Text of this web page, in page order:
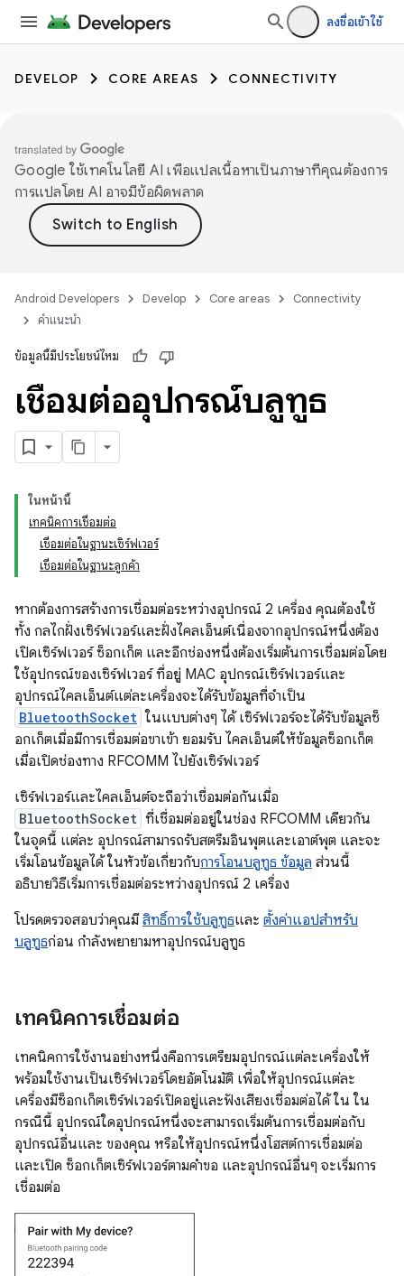
ลงชื่อเข้าใช้
DEVELOP CORE AREAS CONNECTIVITY
Google ใช้เทคโนโลยี AI เพื่อแปลเนื้อหาเป็นภาษาที่คุณต้องการ
การแปลโดย AI อาจมีข้อผิดพลาด
Android Developers Develop Core areas
Connectivity
คำแนะนำ
ข้อมูลนี้มีประโยชน์ไหม
เชื่อมต่ออุปกรณ์บลูทูธ
ในหน้านี้
เทคนิคการเชื่อมต่อ
เชื่อมต่อในฐานะเซิร์ฟเวอร์
เชื่อมต่อในฐานะลูกค้า
หากต้องการสร้างการเชื่อมต่อระหว่างอุปกรณ์ 2 เครื่อง คุณต้องใช้
ทั้ง กลไกฝั่งเซิร์ฟเวอร์และฝั่งไคลเอ็นต์เนื่องจากอุปกรณ์หนึ่งต้อง
เปิดเซิร์ฟเวอร์ ซ็อกเก็ต และอีกช่องหนึ่งต้องเริ่มต้นการเชื่อมต่อโดย
ใช้อุปกรณ์ของเซิร์ฟเวอร์ ที่อยู่ MAC อุปกรณ์เซิร์ฟเวอร์และ
อุปกรณ์ไคลเอ็นต์แต่ละเครื่องจะได้รับข้อมูลที่จำเป็น
BluetoothSocket ในแบบต่างๆ ได้ เซิร์ฟเวอร์จะได้รับข้อมูลซ็
อกเก็ตเมื่อมีการเชื่อมต่อขาเข้า ยอมรับ ไคลเอ็นต์ให้ข้อมูลซ็อกเก็ต
เมื่อเปิดช่องทาง RFCOMM ไปยังเซิร์ฟเวอร์
เซิร์ฟเวอร์และไคลเอ็นต์จะถือว่าเชื่อมต่อกันเมื่อ
BluetoothSocket ที่เชื่อมต่ออยู่ในช่อง RFCOMM เดียวกัน
ในจุดนี้ แต่ละ อุปกรณ์สามารถรับสตรีมอินพุตและเอาต์พุต และจะ
เริ่มโอนข้อมูลได้ ในหัวข้อเกี่ยวกับการโอนบลูทูธ ข้อมูล ส่วนนี้
อธิบายวิธีเริ่มการเชื่อมต่อระหว่างอุปกรณ์ 2 เครื่อง
โปรดตรวจสอบว่าคุณมีสิทธิ์การใช้บลูทูธและ ตั้งค่าแอปสำหรับ
บลูทูธก่อน กำลังพยายามหาอุปกรณ์บลูทูธ
เทคนิคการเชื่อมต่อ
เทคนิคการใช้งานอย่างหนึ่งคือการเตรียมอุปกรณ์แต่ละเครื่องให้
พร้อมใช้งานเป็นเซิร์ฟเวอร์โดยอัตโนมัติ เพื่อให้อุปกรณ์แต่ละ
เครื่องมีซ็อกเก็ตเซิร์ฟเวอร์เปิดอยู่และฟังเสียงเชื่อมต่อได้ ใน ใน
กรณีนี้ อุปกรณ์ใดอุปกรณ์หนึ่งจะสามารถเริ่มต้นการเชื่อมต่อกับ
อุปกรณ์อื่นและ ของคุณ หรือให้อุปกรณ์หนึ่งโฮสต์การเชื่อมต่อ
และเปิด ซ็อกเก็ตเซิร์ฟเวอร์ตามคำขอ และอุปกรณ์อื่นๆ จะเริ่มการ
เชื่อมต่อ